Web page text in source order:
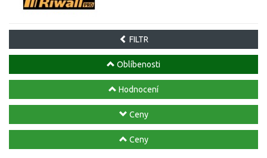
FILTR
Oblíbenosti
Hodnocení
Ceny
Ceny